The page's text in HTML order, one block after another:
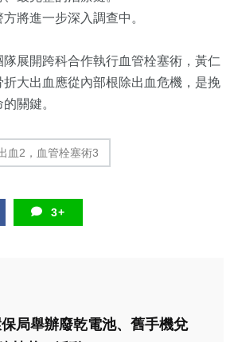
將進一步深入調查中。
展開跨科合作執行血管栓塞術，黃仁
大出血應從內部根除出血危機，是挽
關鍵。
血2，血管栓塞術3
3+
局舉辦廢乾電池、舊手機兌